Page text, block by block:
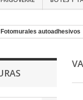
Fotomurales autoadhesivos